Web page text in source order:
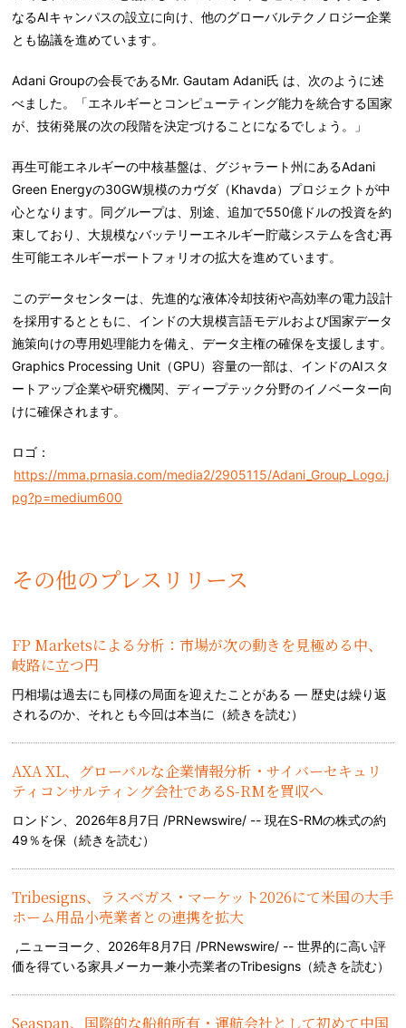
なるAIキャンパスの設立に向け、他のグローバルテクノロジー企業
とも協議を進めています。
Adani Groupの会長であるMr. Gautam Adani氏 は、次のように述
べました。「エネルギーとコンピューティング能力を統合する国家
が、技術発展の次の段階を決定づけることになるでしょう。」
再生可能エネルギーの中核基盤は、グジャラート州にあるAdani
Green Energyの30GW規模のカヴダ（Khavda）プロジェクトが中
心となります。同グループは、別途、追加で550億ドルの投資を約
束しており、大規模なバッテリーエネルギー貯蔵システムを含む再
生可能エネルギーポートフォリオの拡大を進めています。
このデータセンターは、先進的な液体冷却技術や高効率の電力設計
を採用するとともに、インドの大規模言語モデルおよび国家データ
施策向けの専用処理能力を備え、データ主権の確保を支援します。
Graphics Processing Unit（GPU）容量の一部は、インドのAIスタ
ートアップ企業や研究機関、ディープテック分野のイノベーター向
けに確保されます。
ロゴ：
https://mma.prnasia.com/media2/2905115/Adani_Group_Logo.j
pg?p=medium600
その他のプレスリリース
FP Marketsによる分析：市場が次の動きを見極める中、
岐路に立つ円
円相場は過去にも同様の局面を迎えたことがある — 歴史は繰り返
されるのか、それとも今回は本当に（続きを読む）
AXA XL、グローバルな企業情報分析・サイバーセキュリ
ティコンサルティング会社であるS-RMを買収へ
ロンドン、2026年8月7日 /PRNewswire/ -- 現在S-RMの株式の約
49％を保（続きを読む）
Tribesigns、ラスベガス・マーケット2026にて米国の大手
ホーム用品小売業者との連携を拡大
,ニューヨーク、2026年8月7日 /PRNewswire/ -- 世界的に高い評
価を得ている家具メーカー兼小売業者のTribesigns（続きを読む）
Seaspan、国際的な船舶所有・運航会社として初めて中国